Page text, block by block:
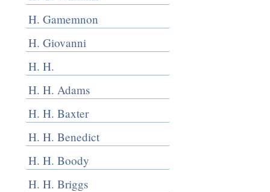
H. Gamemnon
H. Giovanni
H. H.
H. H. Adams
H. H. Baxter
H. H. Benedict
H. H. Boody
H. H. Briggs